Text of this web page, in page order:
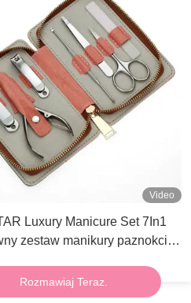
Video
Luxury Manicure Set 7In1
zestaw manikury paznokci z
Rozmawiaj Teraz.